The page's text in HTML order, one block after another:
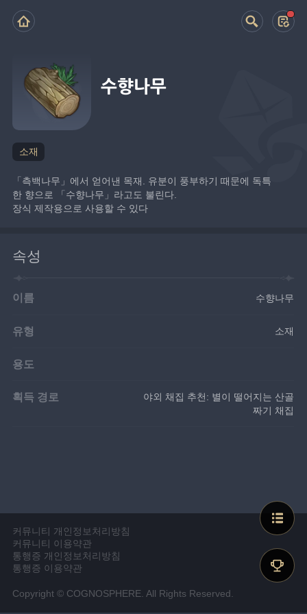
수향나무
소재
「측백나무」에서 얻어낸 목재. 유분이 풍부하기 때문에 독특
한 향으로 「수향나무」라고도 불린다.
장식 제작용으로 사용할 수 있다
속성
이름 수향나무
유형 소재
용도
획득 경로
야외 채집 추천: 별이 떨어지는 산골
짜기 채집
커뮤니티 개인정보처리방침
커뮤니티 이용약관
통행증 개인정보처리방침
통행증 이용약관
Copyright © COGNOSPHERE. All Rights Reserved.